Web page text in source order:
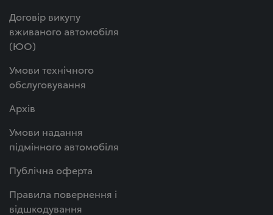
Договір викупу
вживаного автомобіля
(ЮО)
Умови технічного
обслуговування
Архів
Умови надання
підмінного автомобіля
Публічна оферта
Правила повернення і
відшкодування